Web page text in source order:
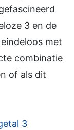
3 en de
met
combinatie
of als dit
3